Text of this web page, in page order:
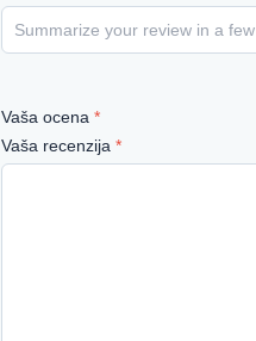
Vaša ocena*
Vaša recenzija*